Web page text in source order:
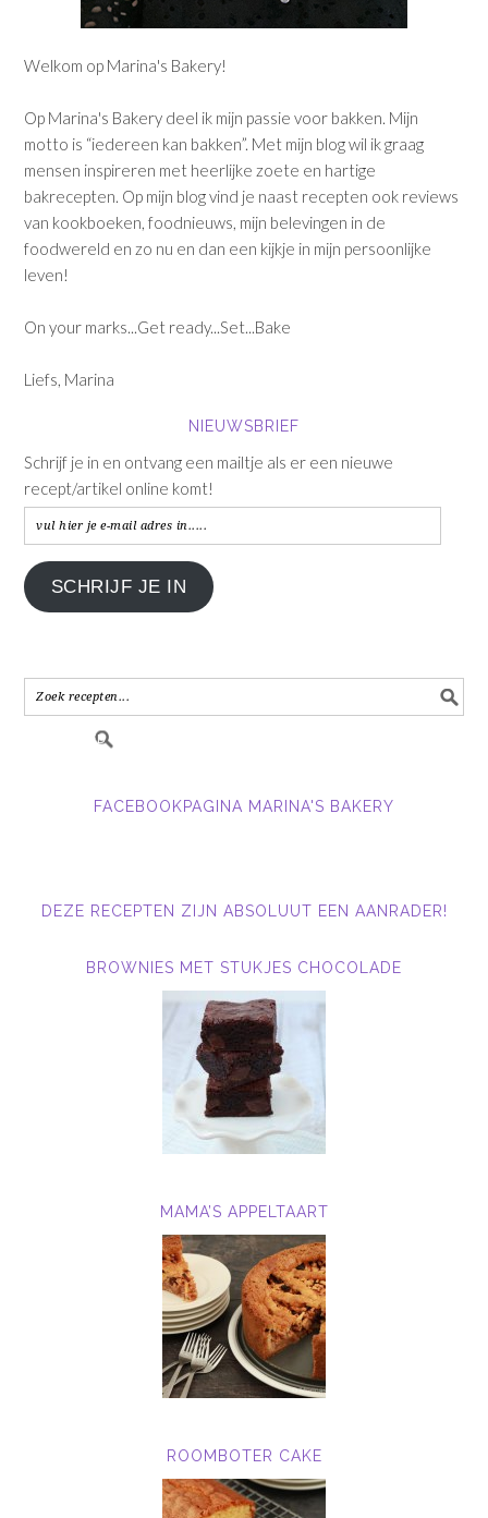
Welkom op Marina's Bakery!
Op Marina's Bakery deel ik mijn passie voor bakken. Mijn
motto is “iedereen kan bakken”. Met mijn blog wil ik graag
mensen inspireren met heerlijke zoete en hartige
bakrecepten. Op mijn blog vind je naast recepten ook reviews
van kookboeken, foodnieuws, mijn belevingen in de
foodwereld en zo nu en dan een kijkje in mijn persoonlijke
leven!
On your marks...Get ready...Set...Bake
Liefs, Marina
NIEUWSBRIEF
Schrijf je in en ontvang een mailtje als er een nieuwe
recept/artikel online komt!
vul
hier
je
e-
in.....
SCHRIJF JE IN
FACEBOOKPAGINA MARINA'S BAKERY
DEZE RECEPTEN ZIJN ABSOLUUT EEN AANRADER!
BROWNIES MET STUKJES CHOCOLADE
MAMA’S APPELTAART
ROOMBOTER CAKE